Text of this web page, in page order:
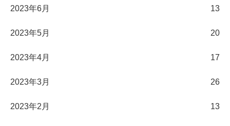
2023年6月 13
2023年5月 20
2023年4月 17
2023年3月 26
2023年2月 13